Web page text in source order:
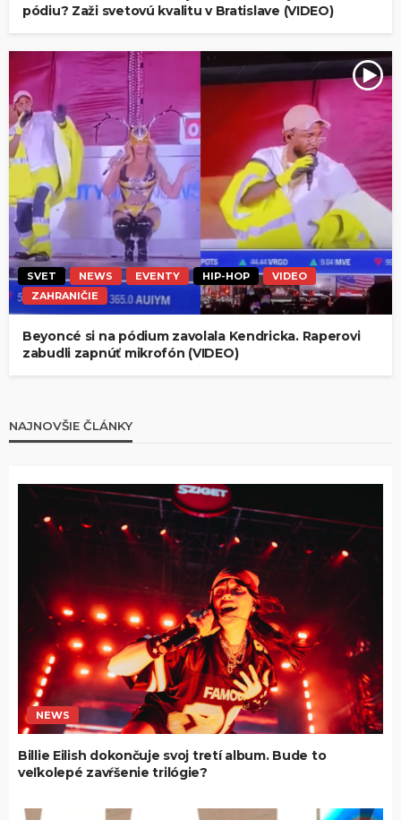
pódiu? Zaži svetovú kvalitu v Bratislave (VIDEO)
SVET NEWS EVENTY HIP-HOP
VIDEO
ZAHRANIČIE
Beyoncé si na pódium zavolala Kendricka. Raperovi
zabudli zapnúť mikrofón (VIDEO)
NAJNOVŠIE ČLÁNKY
NEWS
Billie Eilish dokončuje svoj tretí album. Bude to
veľkolepé zavŕšenie trilógie?